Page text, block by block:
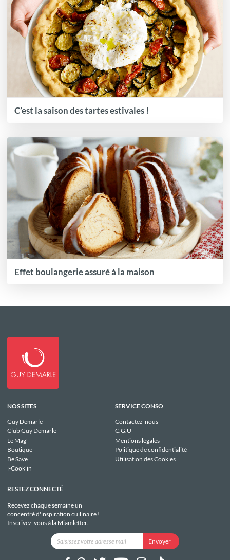
C’est la saison des tartes estivales !
Effet boulangerie assuré à la maison
NOS SITES
Guy Demarle
Club Guy Demarle
Le Mag'
Boutique
Be Save
i-Cook'in
SERVICE CONSO
Contactez-nous
C.G.U
Mentions légales
Politique de confidentialité
Utilisation des Cookies
RESTEZ CONNECTÉ
Recevez chaque semaine un
concentré d'inspiration cuilinaire !
Inscrivez-vous à la Miamletter.